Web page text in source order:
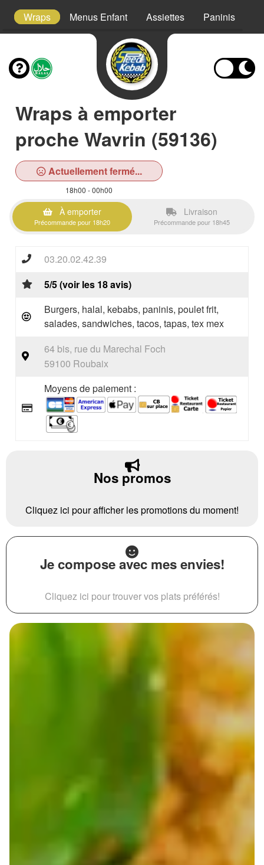
Wraps Menus Enfant Assiettes Paninis
Wraps à emporter
proche Wavrin (59136)
Actuellement fermé...
18h00 - 00h00
À emporter
Précommande pour 18h20
Livraison
Précommande pour 18h45
03.20.02.42.39
5/5 (voir les 18 avis)
Burgers, halal, kebabs, paninis, poulet frit,
salades, sandwiches, tacos, tapas, tex mex
64 bis, rue du Marechal Foch
59100 Roubaix
Moyens de paiement :
Nos promos
Cliquez ici pour afficher les promotions du moment!
Je compose avec mes envies!
Cliquez ici pour trouver vos plats préférés!